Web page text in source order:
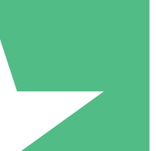
Geen maandelijkse